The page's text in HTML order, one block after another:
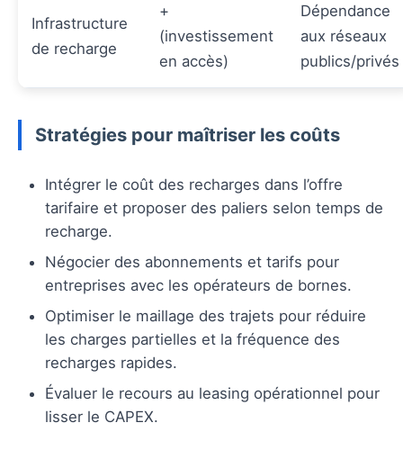
Infrastructure
de recharge
+
(investissement
en accès)
Dépendance
aux réseaux
publics/privés
Stratégies pour maîtriser les coûts
Intégrer le coût des recharges dans l’offre
tarifaire et proposer des paliers selon temps de
recharge.
Négocier des abonnements et tarifs pour
entreprises avec les opérateurs de bornes.
Optimiser le maillage des trajets pour réduire
les charges partielles et la fréquence des
recharges rapides.
Évaluer le recours au leasing opérationnel pour
lisser le CAPEX.